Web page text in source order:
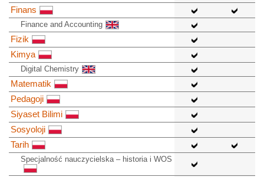
Finans
Finance and Accounting
Fizik
Kimya
Digital Chemistry
Matematik
Pedagoji
Siyaset Bilimi
Sosyoloji
Tarih
Specjalność nauczycielska – historia i WOS